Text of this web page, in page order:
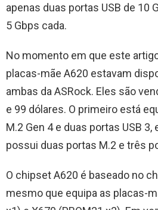
apenas duas portas USB de 10
5 Gbps cada.
No momento em que este
placas-mãe A620 estavam
ambas da ASRock. Eles são
e 99 dólares. O primeiro está
M.2 Gen 4 e duas portas USB
possui duas portas M.2 e três
O chipset A620 é baseado no
mesmo que equipa as placas-